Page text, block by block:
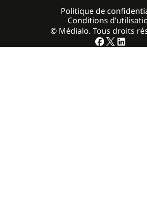
© Médialo. Tous droits
Politique de
Conditions